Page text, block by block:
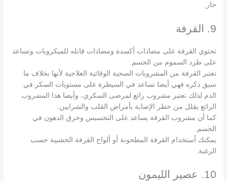
حار.
9. القرفة
تحتوي القرفة على مضادات أكسدة ومضادات قاتله للميكروبات وتساعد
على طرد السموم من الجسم.
تعتبر القرفة من المشروبات الصحية الوقائية العلاجية لأنها بخلاف ما
سبق ذكره فهي أيضا تساعد في السيطرة على مستويات السكر في
الدم لذلك تعتبر مشروب رائع لمرضى السكري، وأيضا هذا المشروب
الرائع يقلل من خطر الإصابة بأمراض القلب والشرايين.
كما أن مشروب القرفة يساعد على التخسيس وحرق الدهون في
الجسم.
يمكنك أستخدام القرفة المطحونة أو ألواح القرفة الخشبية حسب
الرغبة.
10. عصير الليمون